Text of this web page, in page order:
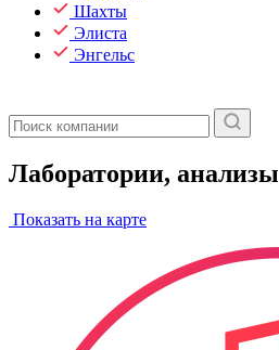
Шахты
Элиста
Энгельс
Лаборатории, анализы
Показать на карте